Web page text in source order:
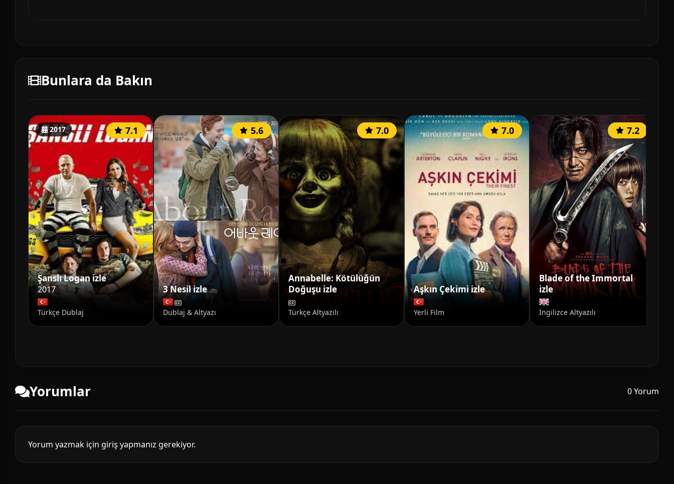
Bunlara da Bakın
2017 7.1
Şanslı Logan izle
2017
Türkçe Dublaj
5.6
3 Nesil izle
Dublaj & Altyazı
7.0
Annabelle: Kötülüğün
Doğuşu izle
Türkçe Altyazılı
7.0
Aşkın Çekimi izle
Yerli Film
7.2
Blade of the Immortal
izle
İngilizce Altyazılı
Yorumlar 0 Yorum
Yorum yazmak için giriş yapmanız gerekiyor.